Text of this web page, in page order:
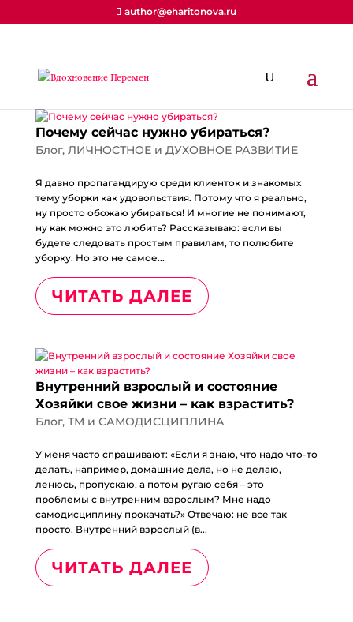
author@eharitonova.ru
Почему сейчас нужно убираться?
Блог, ЛИЧНОСТНОЕ и ДУХОВНОЕ РАЗВИТИЕ
Я давно пропагандирую среди клиенток и знакомых
тему уборки как удовольствия. Потому что я реально,
ну просто обожаю убираться! И многие не понимают,
ну как можно это любить? Рассказываю: если вы
будете следовать простым правилам, то полюбите
уборку. Но это не самое...
ЧИТАТЬ ДАЛЕЕ
Внутренний взрослый и состояние
Хозяйки свое жизни – как взрастить?
Блог, ТМ и САМОДИСЦИПЛИНА
У меня часто спрашивают: «Если я знаю, что надо что-то
делать, например, домашние дела, но не делаю,
ленюсь, пропускаю, а потом ругаю себя – это
проблемы с внутренним взрослым? Мне надо
самодисциплину прокачать?» Отвечаю: не все так
просто. Внутренний взрослый (в...
ЧИТАТЬ ДАЛЕЕ